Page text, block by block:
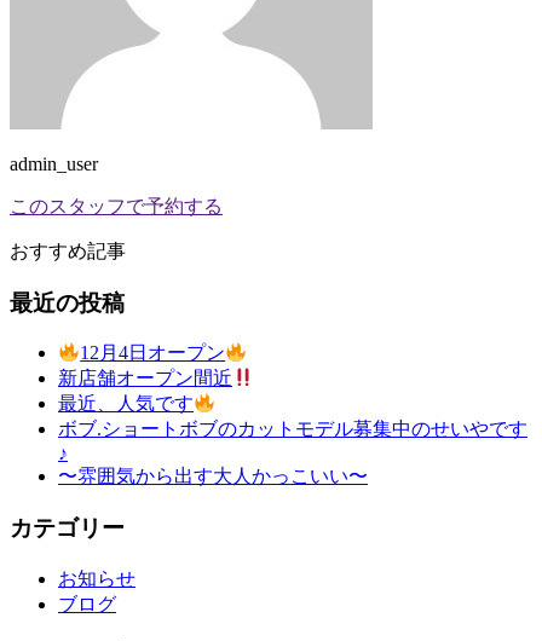
admin_user
このスタッフで予約する
おすすめ記事
最近の投稿
12月4日オープン
新店舗オープン間近
最近、人気です
ボブ.ショートボブのカットモデル募集中のせいやです
♪
〜雰囲気から出す大人かっこいい〜
カテゴリー
お知らせ
ブログ